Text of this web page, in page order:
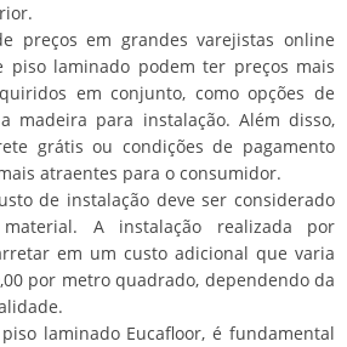
preços em grandes varejistas online
piso laminado podem ter preços mais
em conjunto, como opções de
madeira para instalação. Além disso,
grátis ou condições de pagamento
atraentes para o consumidor.
de instalação deve ser considerado
A instalação realizada por
em um custo adicional que varia
por metro quadrado, dependendo da
laminado Eucafloor, é fundamental